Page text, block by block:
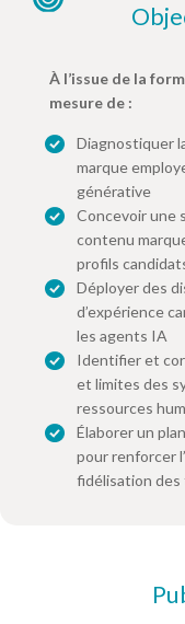
À l’issue de la
mesure de :
Diagnostiquer
marque
générative
Concevoir une
contenu
profils
Déployer des
d’expérience
les agents IA
Identifier et
et limites des
ressources
Élaborer un
pour renforcer
fidélisation